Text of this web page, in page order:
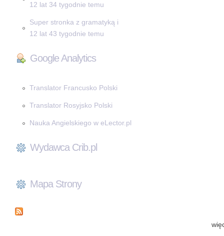
12 lat 34 tygodnie temu
Super stronka z gramatyką i
12 lat 43 tygodnie temu
Google Analytics
Translator Francusko Polski
Translator Rosyjsko Polski
Nauka Angielskiego w eLector.pl
Wydawca Crib.pl
Mapa Strony